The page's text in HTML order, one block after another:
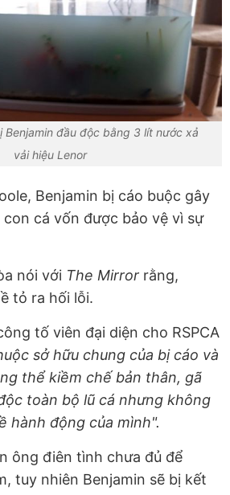
Benjamin đầu độc bằng 3 lít nước xả
vải hiệu Lenor
Benjamin bị cáo buộc gây
cá vốn được bảo vệ vì sự
nói với The Mirror rằng,
tỏ ra hối lỗi.
tố viên đại diện cho RSPCA
sở hữu chung của bị cáo và
thể kiềm chế bản thân, gã
toàn bộ lũ cá nhưng không
hành động của mình".
ông điên tình chưa đủ để
tuy nhiên Benjamin sẽ bị kết